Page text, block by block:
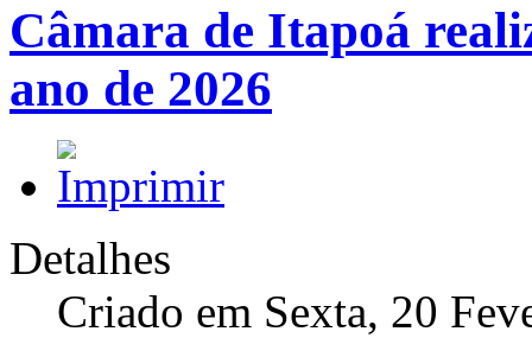
Câmara de Itapoá
ano de 2026
Detalhes
Criado em Sexta, 20